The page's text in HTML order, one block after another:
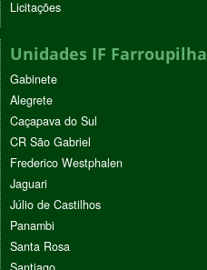
Licitações
Unidades IF Farroupilha
Gabinete
Alegrete
Caçapava do Sul
CR São Gabriel
Frederico Westphalen
Jaguari
Júlio de Castilhos
Panambi
Santa Rosa